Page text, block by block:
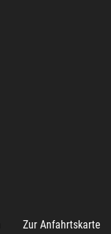
Zur Anfahrtskarte